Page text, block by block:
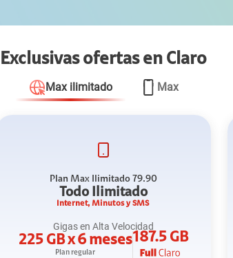
Exclusivas ofertas en Claro
Max ilimitado Max
Plan Max Ilimitado 79.90
Todo Ilimitado
Internet, Minutos y SMS
Gigas en Alta Velocidad
225 GB x 6 meses
Plan regular
187.5 GB